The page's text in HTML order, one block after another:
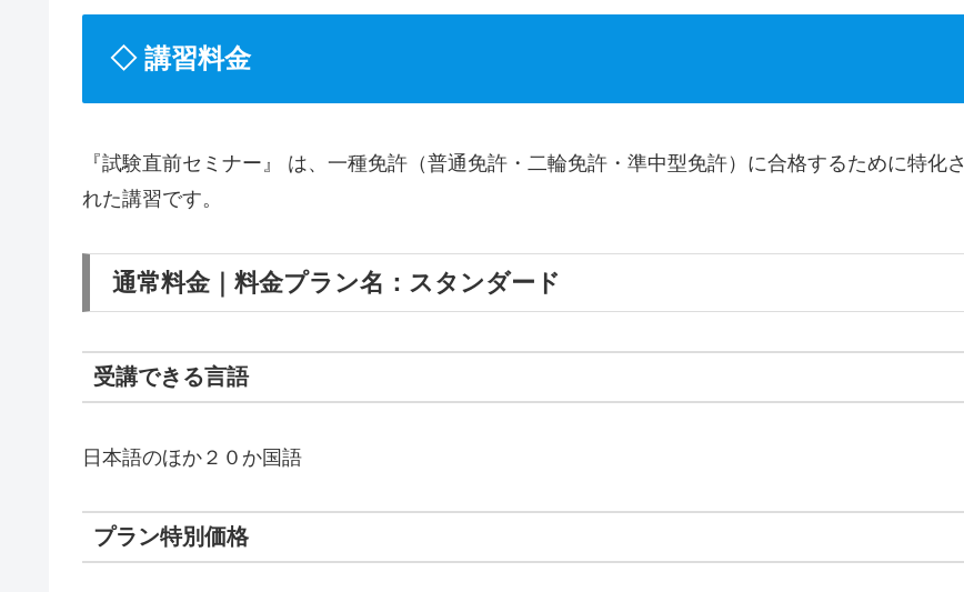
◇ 講習料金
『試験直前セミナー』 は、一種免許（普通免許・二輪免許・準中型免許）に合格するために特化さ
れた講習です。
通常料金｜料金プラン名：スタンダード
受講できる言語
日本語のほか２０か国語
プラン特別価格